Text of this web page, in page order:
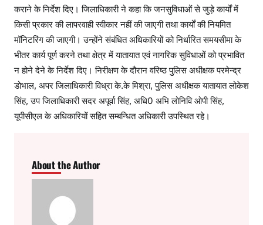
कराने के निर्देश दिए। जिलाधिकारी ने कहा कि जनसुविधाओं से जुड़े कार्यों में
किसी प्रकार की लापरवाही स्वीकार नहीं की जाएगी तथा कार्यों की नियमित
मॉनिटरिंग की जाएगी। उन्होंने संबंधित अधिकारियों को निर्धारित समयसीमा के
भीतर कार्य पूर्ण करने तथा क्षेत्र में यातायात एवं नागरिक सुविधाओं को प्रभावित
न होने देने के निर्देश दिए। निरीक्षण के दौरान वरिष्ठ पुलिस अधीक्षक परमेन्द्र
डोभाल, अपर जिलाधिकारी विध्रा के.के मिश्रा, पुलिस अधीक्षक यातायात लोकेश
सिंह, उप जिलाधिकारी सदर अपूर्वा सिंह, अधि0 अभि लोनिवि ओपी सिंह,
यूपीसीएल के अधिकारियों सहित सम्बन्धित अधिकारी उपस्थित रहे।
About the Author